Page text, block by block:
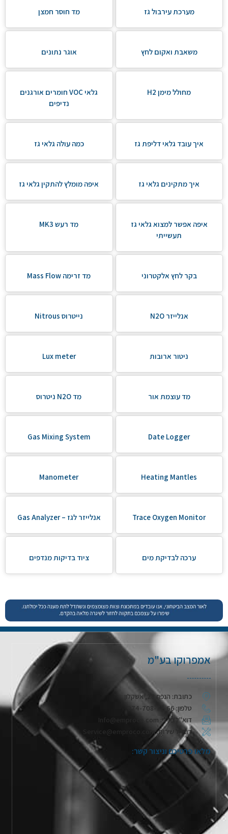
מערכת עירבול גז מד חוסר חמצן
משאבת ואקום לחץ אוגר נתונים
מחולל מימן H2
גלאי VOC חומרים אורגנים
נדיפים
איך עובד גלאי דליפת גז כמה עולה גלאי גז
איך מתקינים גלאי גז איפה מומלץ להתקין גלאי גז
איפה אפשר למצוא גלאי גז
תעשייתי
מד רעש MK3
בקר לחץ אלקטרוני מד זרימה Mass Flow
אנלייזר N2O נייטרוס Nitrous
ניטור ארובות Lux meter
מד עוצמת אור מד N2O ניטרוס
Date Logger
Gas Mixing System
Heating Mantles
Manometer
Trace Oxygen Monitor אנלייזר לגז – Gas Analyzer
ערכה לבדיקת מים ציוד בדיקות מנדפים
אמפרוקו בע"מ
כתובת: הנפח 28, אשקלון
טלפון: 074-708-71-66
דוא"ל כללי: Info@emproco.com
דוא"ל שירות: Service@emproco.com
מלאו פרטיכם וניצור קשר: